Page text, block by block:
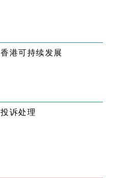
香港可持续发展
投诉处理